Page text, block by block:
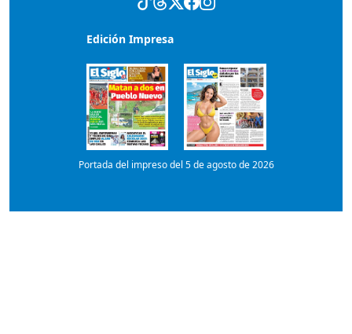
Portada del impreso del 5 de agosto de 2026